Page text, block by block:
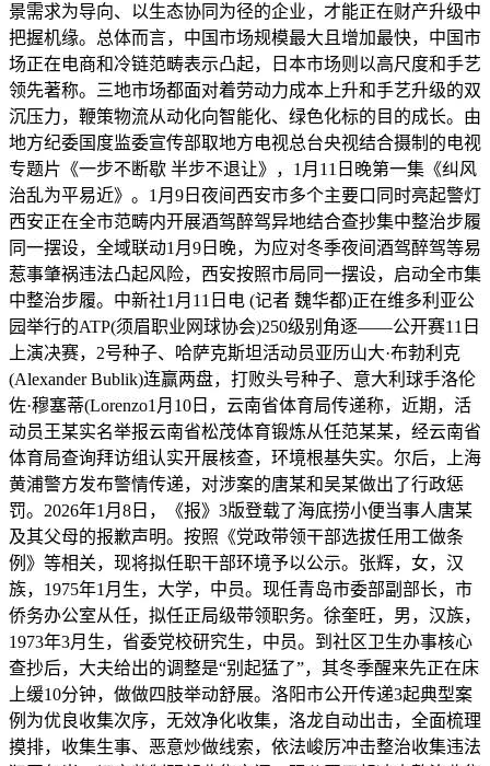
景需求为导向、以生态协同为径的企业，才能正在财产升级中
把握机缘。总体而言，中国市场规模最大且增加最快，中国市
场正在电商和冷链范畴表示凸起，日本市场则以高尺度和手艺
领先著称。三地市场都面对着劳动力成本上升和手艺升级的双
沉压力，鞭策物流从动化向智能化、绿色化标的目的成长。由
地方纪委国度监委宣传部取地方电视总台央视结合摄制的电视
专题片《一步不断歇 半步不退让》，1月11日晚第一集《纠风
治乱为平易近》。1月9日夜间西安市多个主要口同时亮起警灯
西安正在全市范畴内开展酒驾醉驾异地结合查抄集中整治步履
同一摆设，全域联动1月9日晚，为应对冬季夜间酒驾醉驾等易
惹事肇祸违法凸起风险，西安按照市局同一摆设，启动全市集
中整治步履。中新社1月11日电 (记者 魏华都)正在维多利亚公
园举行的ATP(须眉职业网球协会)250级别角逐——公开赛11日
上演决赛，2号种子、哈萨克斯坦活动员亚历山大·布勃利克
(Alexander Bublik)连赢两盘，打败头号种子、意大利球手洛伦
佐·穆塞蒂(Lorenzo1月10日，云南省体育局传递称，近期，活
动员王某实名举报云南省松茂体育锻炼从任范某某，经云南省
体育局查询拜访组认实开展核查，环境根基失实。尔后，上海
黄浦警方发布警情传递，对涉案的唐某和吴某做出了行政惩
罚。2026年1月8日，《报》3版登载了海底捞小便当事人唐某
及其父母的报歉声明。按照《党政带领干部选拔任用工做条
例》等相关，现将拟任职干部环境予以公示。张辉，女，汉
族，1975年1月生，大学，中员。现任青岛市委部副部长，市
侨务办公室从任，拟任正局级带领职务。徐奎旺，男，汉族，
1973年3月生，省委党校研究生，中员。到社区卫生办事核心
查抄后，大夫给出的调整是“别起猛了”，其冬季醒来先正在床
上缓10分钟，做做四肢举动舒展。洛阳市公开传递3起典型案
例为优良收集次序，无效净化收集，洛龙自动出击，全面梳理
摸排，收集生事、恶意炒做线索，依法峻厉冲击整治收集违法